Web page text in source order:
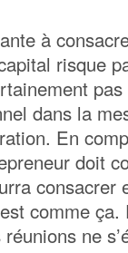
à
risque
dans la
En
doit
consacrer
comme
ne